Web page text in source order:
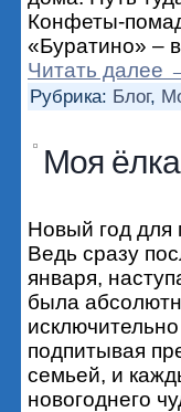
Конфеты-
«Буратино» –
Читать далее
Рубрика: Блог,
Моя
Новый год для
Ведь сразу
января,
была
подпитывая
семьей, и
новогоднего